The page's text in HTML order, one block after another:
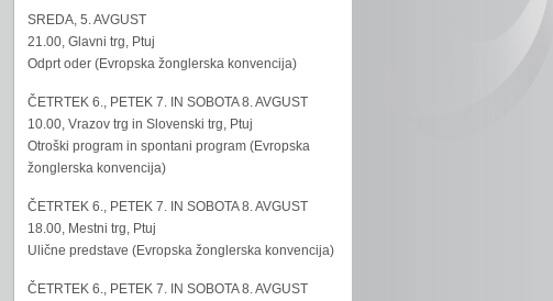
SREDA, 5. AVGUST
21.00, Glavni trg, Ptuj
Odprt oder (Evropska žonglerska konvencija)
ČETRTEK 6., PETEK 7. IN SOBOTA 8. AVGUST
10.00, Vrazov trg in Slovenski trg, Ptuj
Otroški program in spontani program (Evropska
žonglerska konvencija)
ČETRTEK 6., PETEK 7. IN SOBOTA 8. AVGUST
18.00, Mestni trg, Ptuj
Ulične predstave (Evropska žonglerska konvencija)
ČETRTEK 6., PETEK 7. IN SOBOTA 8. AVGUST